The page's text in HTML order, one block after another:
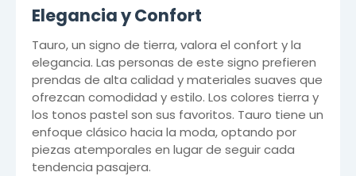
Elegancia y Confort
Tauro, un signo de tierra, valora el confort y la
elegancia. Las personas de este signo prefieren
prendas de alta calidad y materiales suaves que
ofrezcan comodidad y estilo. Los colores tierra y
los tonos pastel son sus favoritos. Tauro tiene un
enfoque clásico hacia la moda, optando por
piezas atemporales en lugar de seguir cada
tendencia pasajera.